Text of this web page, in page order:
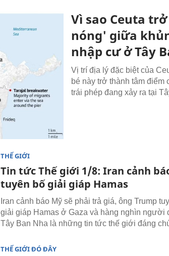
Vì sao Ceuta
nóng' giữa
nhập cư ở Tây
Vị trí địa lý đặc biệt của
bé này trở thành tâm điểm
trái phép đang xảy ra tại
THẾ GIỚI
Tin tức Thế giới 1/8: Iran cảnh
tuyên bố giải giáp Hamas
Iran cảnh báo Mỹ sẽ phải trả giá, ông Trump
giải giáp Hamas ở Gaza và hàng nghìn người
Tây Ban Nha là những tin tức thế giới đáng
THẾ GIỚI ĐÓ ĐÂY